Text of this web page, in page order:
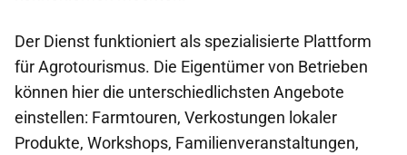
Der Dienst funktioniert als spezialisierte Plattform
für Agrotourismus. Die Eigentümer von Betrieben
können hier die unterschiedlichsten Angebote
einstellen: Farmtouren, Verkostungen lokaler
Produkte, Workshops, Familienveranstaltungen,